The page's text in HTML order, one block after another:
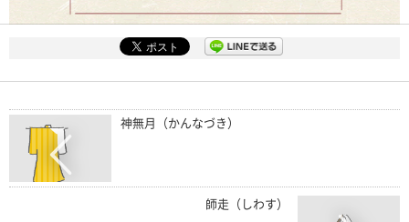
神無月（かんなづき）
師走（しわす）